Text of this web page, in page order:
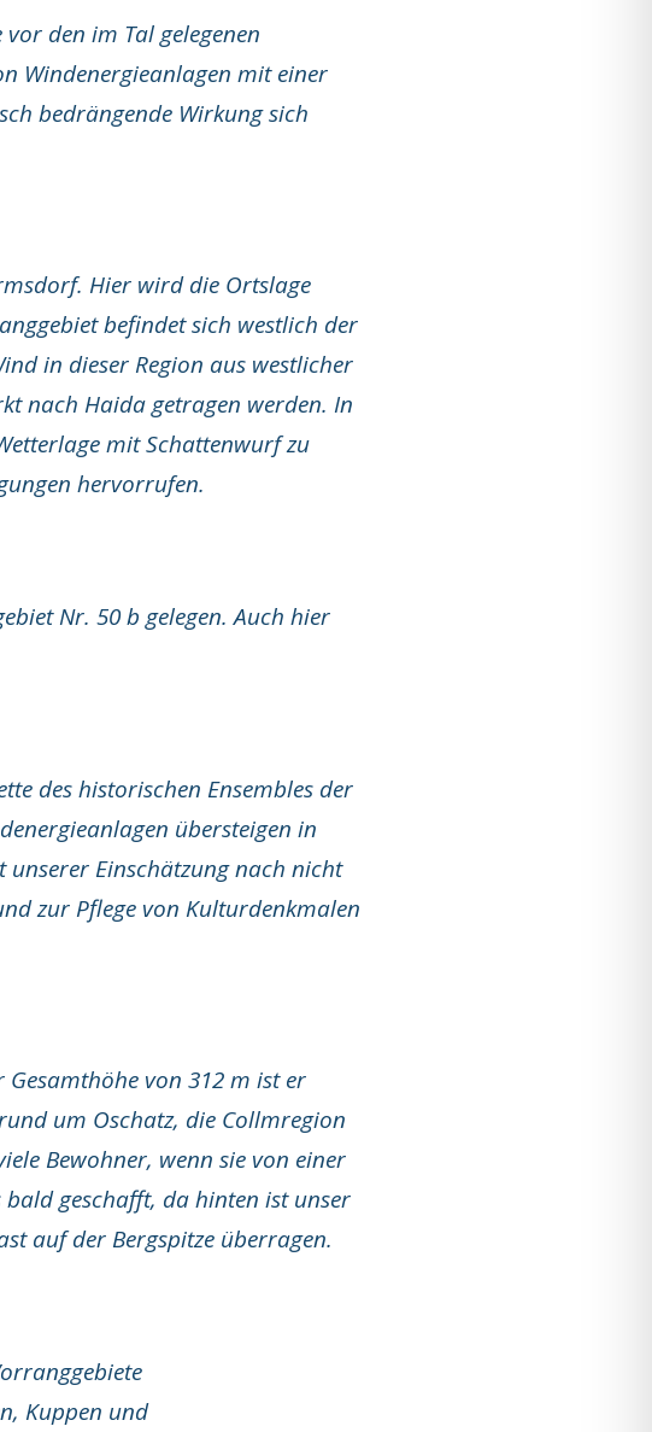
den im Tal gelegenen
Windenergieanlagen mit einer
bedrängende Wirkung sich
Hier wird die Ortslage
befindet sich westlich der
in dieser Region aus westlicher
nach Haida getragen werden. In
mit Schattenwurf zu
hervorrufen.
Nr. 50 b gelegen. Auch hier
des historischen Ensembles der
übersteigen in
Einschätzung nach nicht
zur Pflege von Kulturdenkmalen
von 312 m ist er
um Oschatz, die Collmregion
Bewohner, wenn sie von einer
geschafft, da hinten ist unser
auf der Bergspitze überragen.
Kuppen und